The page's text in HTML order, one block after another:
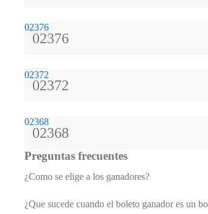
02376
02376
02372
02372
02368
02368
Preguntas frecuentes
¿Como se elige a los ganadores?
¿Que sucede cuando el boleto ganador es un